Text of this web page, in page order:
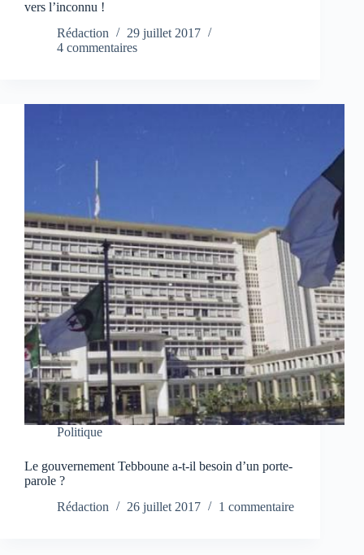
vers l’inconnu !
Rédaction
29 juillet 2017
4 commentaires
Politique
Le gouvernement Tebboune a-t-il besoin d’un porte-
parole ?
Rédaction
26 juillet 2017 1 commentaire